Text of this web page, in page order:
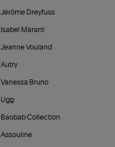
Jérôme Dreyfuss
Isabel Marant
Jeanne Vouland
Autry
Vanessa Bruno
Ugg
Baobab Collection
Assouline